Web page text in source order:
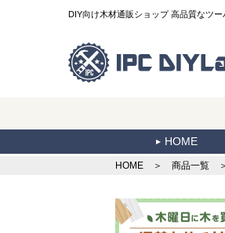
DIY向け木材通販ショップ 高品質なツ
HOME
HOME ＞ 商品一覧